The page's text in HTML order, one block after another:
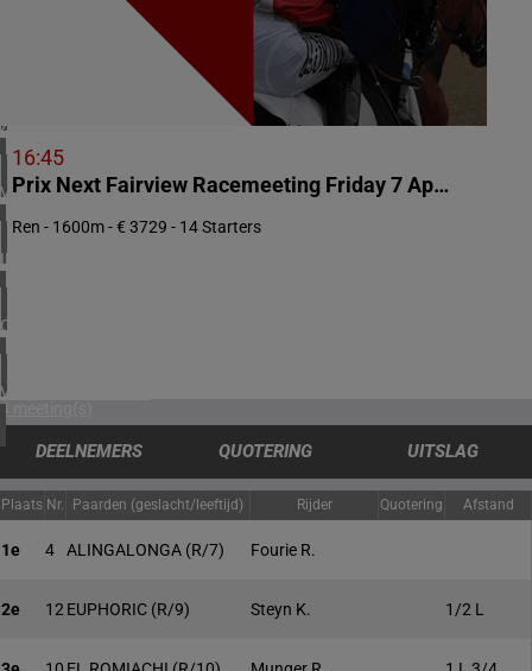
ZUID-AFRIKA
1 meeting(s)
VERENIGD KONINKRIJK
4 meeting(s)
IERLAND
2 meeting(s)
CHILI
1 meeting(s)
VERENIGDE STATEN
4 meeting(s)
16:45
Prix Next Fairview Racemeeting Friday 7 April MR 77 Handicap
Ren - 1600m - € 3729 - 14 Starters
DEELNEMERS QUOTERING UITSLAG
Plaats Nr. Paarden (geslacht/leeftijd) Rijder Quotering Afstand
1e 4 ALINGALONGA (R/7) Fourie R.
2e 12 EUPHORIC (R/9) Steyn K. 1/2 L